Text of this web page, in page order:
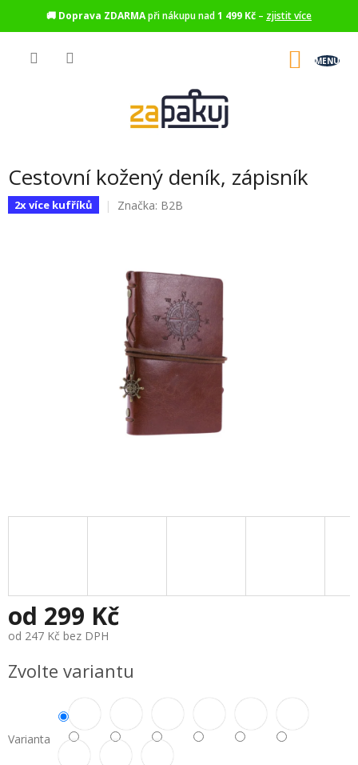
🚚 Doprava ZDARMApři nákupu nad1 499 Kč – zjistit více
Cestovní kožený deník, zápisník
2x více kufříků Značka: B2B
od 299 Kč
od 247 Kč bez DPH
cena:
Zvolte variantu
Varianta